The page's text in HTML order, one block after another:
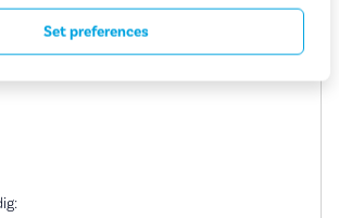
Set preferences